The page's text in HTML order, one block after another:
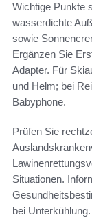
Wichtige Punkte
wasserdichte
sowie
Ergänzen Sie
Adapter. Für
und Helm; bei
Babyphone.
Prüfen Sie
Situationen.
bei